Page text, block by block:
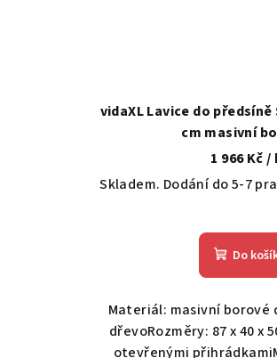
vidaXL Lavice do předsíně
cm masivní
1 966 Kč/
Skladem. Dodání do 5-7
Do
Materiál: masivní
dřevoRozměry: 87 x 40 x
otevřenými